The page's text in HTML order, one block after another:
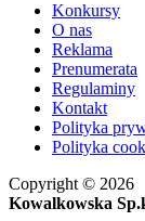
Konkursy
O nas
Reklama
Prenumerata
Regulaminy
Kontakt
Polityka
Polityka
Copyright © 2026
Kowalkowska